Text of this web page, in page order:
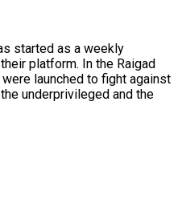
started as a weekly
platform. In the Raigad
launched to fight against
underprivileged and the